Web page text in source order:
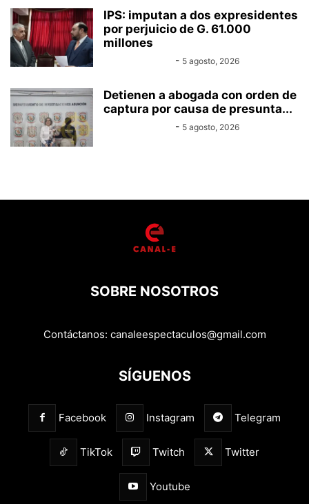
IPS: imputan a dos expresidentes
por perjuicio de G. 61.000
millones
- 5 agosto, 2026
Detienen a abogada con orden de
captura por causa de presunta...
- 5 agosto, 2026
SOBRE NOSOTROS
Contáctanos: canaleespectaculos@gmail.com
SÍGUENOS
Facebook Instagram Telegram
TikTok Twitch Twitter
Youtube